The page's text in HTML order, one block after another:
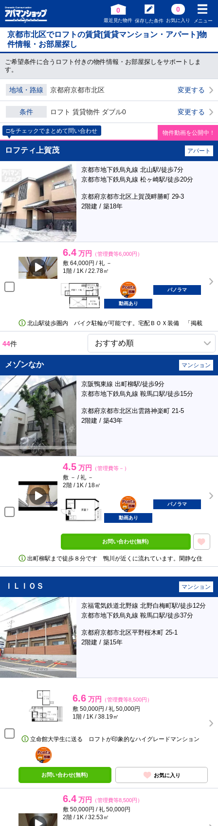
0
最近見た物件 保存した条件
0
お気に入り メニュー
京都市北区でロフトの賃貸[賃貸マンション・アパート]物
件情報・お部屋探し
ご希望条件に合うロフト付きの物件情報・お部屋探しをサポートしま
す。
地域・路線 京都府京都市北区 変更する
条件 ロフト 賃貸物件 ダブル0 変更する
□をチェックでまとめて問い合わせ 物件動画を公開中！
ロフティ上賀茂 アパート
京都市地下鉄烏丸線 北山駅/徒歩7分
京都市地下鉄烏丸線 松ヶ崎駅/徒歩20分
京都府京都市北区上賀茂畔勝町 29-3
2階建 / 築18年
6.4 万円 （管理費等6,000円）
敷 64,000円 / 礼 －
1階 / 1K / 22.78㎡
ポンタ
部屋
パノラマ
動画あり
北山駅徒歩圏内 バイク駐輪が可能です。宅配ＢＯＸ装備 「掲載
44件
メゾンなか マンション
京阪鴨東線 出町柳駅/徒歩9分
京都市地下鉄烏丸線 鞍馬口駅/徒歩15分
京都府京都市北区出雲路神楽町 21-5
2階建 / 築43年
4.5 万円 （管理費等－）
敷 － / 礼 －
2階 / 1K / 18㎡
ポンタ
部屋
パノラマ
動画あり
お問い合わせ(無料)
出町柳駅まで徒歩８分です 鴨川が近くに流れています。閑静な住
ＩＬＩＯＳ マンション
京福電気鉄道北野線 北野白梅町駅/徒歩12分
京都市地下鉄烏丸線 鞍馬口駅/徒歩37分
京都府京都市北区平野桜木町 25-1
2階建 / 築15年
6.6 万円 （管理費等8,500円）
敷 50,000円 / 礼 50,000円
1階 / 1K / 38.19㎡
立命館大学生に送る ロフトが印象的なハイグレードマンション
ポンタ
部屋
お問い合わせ(無料) お気に入り
6.4 万円 （管理費等8,500円）
敷 50,000円 / 礼 50,000円
2階 / 1K / 32.53㎡